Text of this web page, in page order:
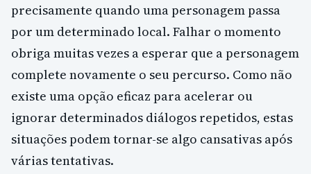
precisamente quando uma personagem passa
por um determinado local. Falhar o momento
obriga muitas vezes a esperar que a personagem
complete novamente o seu percurso. Como não
existe uma opção eficaz para acelerar ou
ignorar determinados diálogos repetidos, estas
situações podem tornar-se algo cansativas após
várias tentativas.